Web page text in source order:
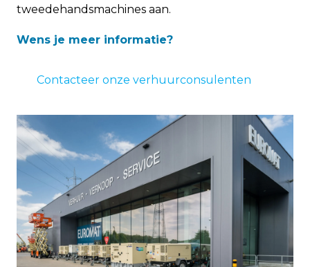
tweedehandsmachines aan.
Wens je meer informatie?
Contacteer onze verhuurconsulenten